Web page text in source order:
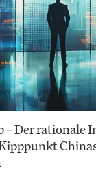
– Der rationale